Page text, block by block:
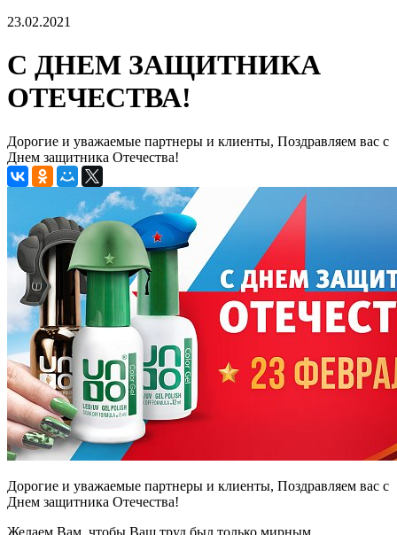
23.02.2021
С ДНЕМ ЗАЩИТНИКА
ОТЕЧЕСТВА!
Дорогие и уважаемые партнеры и клиенты, Поздравляем вас с
Днем защитника Отечества!
Дорогие и уважаемые партнеры и клиенты, Поздравляем вас с
Днем защитника Отечества!
Желаем Вам, чтобы Ваш труд был только мирным,